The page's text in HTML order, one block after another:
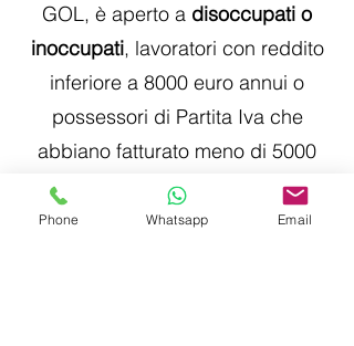
GOL, è aperto a disoccupati o
inoccupati, lavoratori con reddito
inferiore a 8000 euro annui o
possessori di Partita Iva che
abbiano fatturato meno di 5000
euro, che desiderano migliorare le
proprie competenze digitali.
Phone Whatsapp Email